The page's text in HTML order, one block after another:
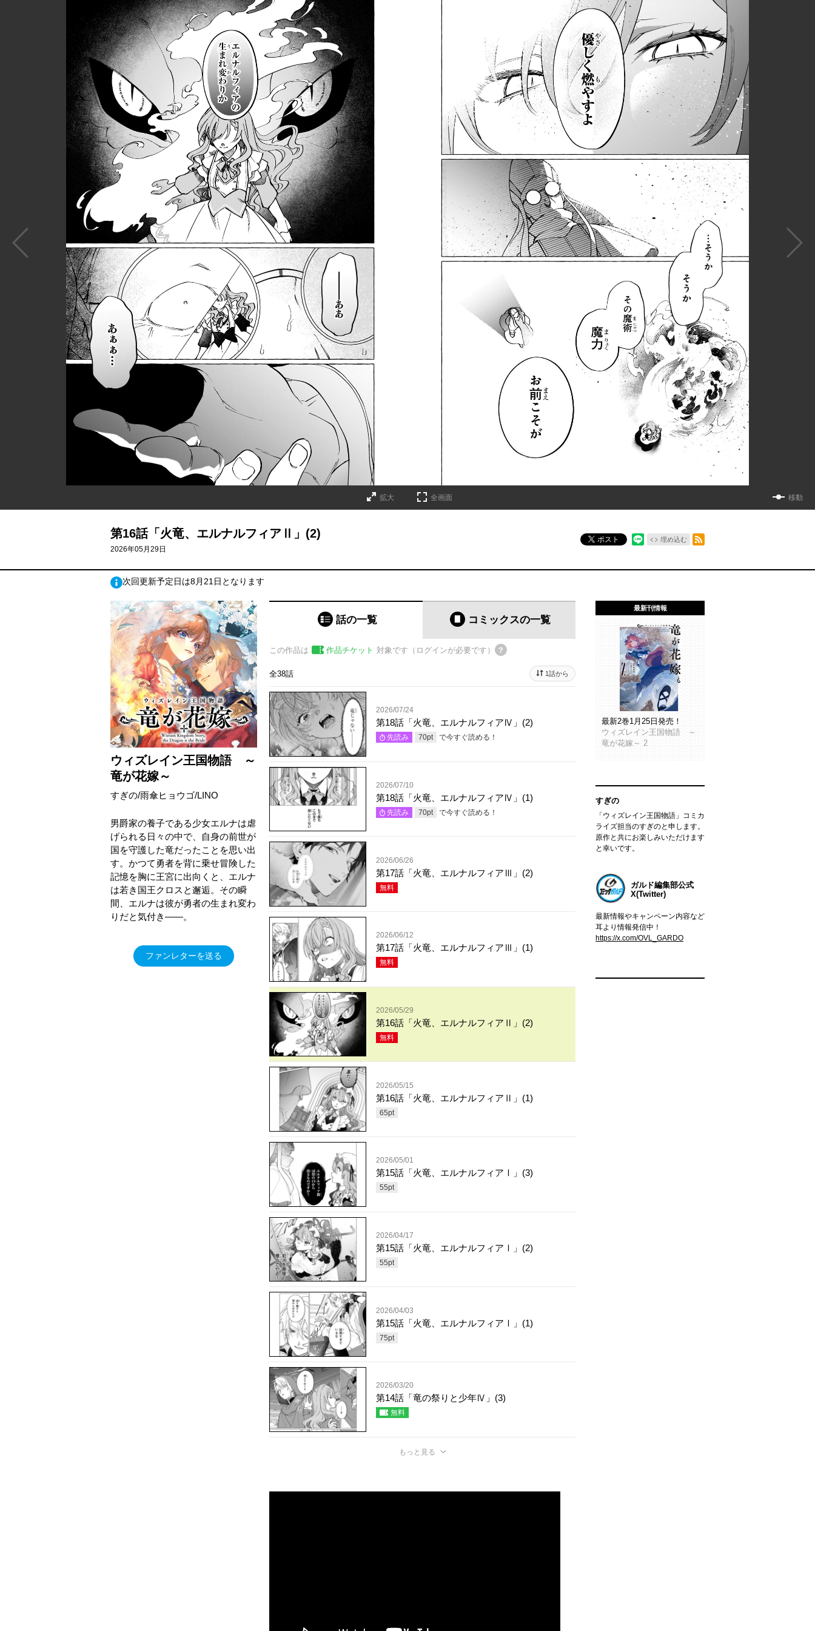
拡大 全画面 移動
第16話「火竜、エルナルフィアⅡ」(2)
2026年05月29日
ポスト 埋め込む
次回更新予定日は8月21日となります
ウィズレイン王国物語 ～
竜が花嫁～
すぎの/雨傘ヒョウゴ/LINO
男爵家の養子である少女エルナは虐
げられる日々の中で、自身の前世が
国を守護した竜だったことを思い出
す。かつて勇者を背に乗せ冒険した
記憶を胸に王宮に出向くと、エルナ
は若き国王クロスと邂逅。その瞬
間、エルナは彼が勇者の生まれ変わ
りだと気付き――。
ファンレターを送る
話の一覧 コミックスの一覧
この作品は 作品チケット 対象です（ログインが必要です）
全38話 1話から
2026/07/24
第18話「火竜、エルナルフィアⅣ」(2)
先読み 70pt で今すぐ読める！
2026/07/10
第18話「火竜、エルナルフィアⅣ」(1)
先読み 70pt で今すぐ読める！
2026/06/26
第17話「火竜、エルナルフィアⅢ」(2)
無料
2026/06/12
第17話「火竜、エルナルフィアⅢ」(1)
無料
2026/05/29
第16話「火竜、エルナルフィアⅡ」(2)
無料
2026/05/15
第16話「火竜、エルナルフィアⅡ」(1)
65pt
2026/05/01
第15話「火竜、エルナルフィアⅠ」(3)
55pt
2026/04/17
第15話「火竜、エルナルフィアⅠ」(2)
55pt
2026/04/03
第15話「火竜、エルナルフィアⅠ」(1)
75pt
2026/03/20
第14話「竜の祭りと少年Ⅳ」(3)
無料
もっと見る
最新刊情報
最新2巻1月25日発売！
ウィズレイン王国物語 ～
竜が花嫁～ 2
すぎの
「ウィズレイン王国物語」コミカ
ライズ担当のすぎのと申します。
原作と共にお楽しみいただけます
と幸いです。
ガルド編集部公式
X(Twitter)
最新情報やキャンペーン内容など
耳より情報発信中！
https://x.com/OVL_GARDO